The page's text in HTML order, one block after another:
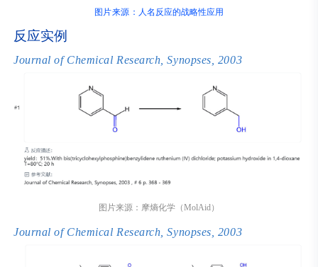
图片来源： 人名反应的战略性应用
反应实例
Journal of Chemical Research, Synopses, 2003
图片来源：摩熵化学（MolAid）
Journal of Chemical Research, Synopses, 2003